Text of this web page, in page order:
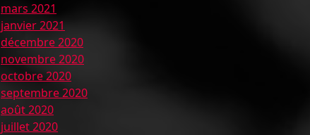
mars 2021
janvier 2021
décembre 2020
novembre 2020
octobre 2020
septembre 2020
août 2020
juillet 2020